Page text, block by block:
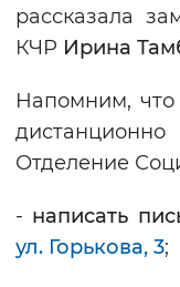
рассказала
КЧР Ирина
Напомним, что
Отделение
- написать
ул. Горькова, 3;